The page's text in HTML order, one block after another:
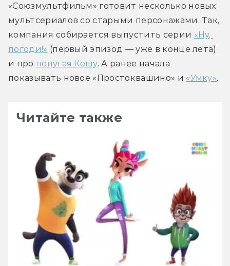
«Союзмультфильм» готовит несколько новых
мультсериалов со старыми персонажами. Так,
компания собирается выпустить серии «Ну,
погоди!» (первый эпизод — уже в конце лета)
и про попугая Кешу. А ранее начала
показывать новое «Простоквашино» и «Умку».
Читайте также